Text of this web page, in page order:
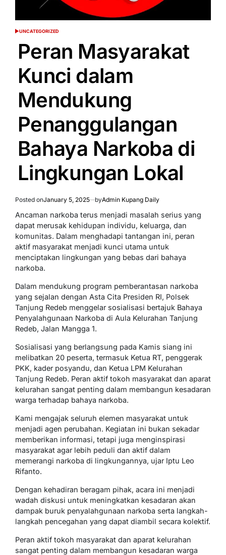
POSTED
UNCATEGORIZED
Peran Masyarakat
Kunci dalam
Mendukung
Penanggulangan
Bahaya Narkoba di
Lingkungan Lokal
Posted onJanuary 5, 2025 byAdmin Kupang Daily
Ancaman narkoba terus menjadi masalah serius yang
dapat merusak kehidupan individu, keluarga, dan
komunitas. Dalam menghadapi tantangan ini, peran
aktif masyarakat menjadi kunci utama untuk
menciptakan lingkungan yang bebas dari bahaya
narkoba.
Dalam mendukung program pemberantasan narkoba
yang sejalan dengan Asta Cita Presiden RI, Polsek
Tanjung Redeb menggelar sosialisasi bertajuk Bahaya
Penyalahgunaan Narkoba di Aula Kelurahan Tanjung
Redeb, Jalan Mangga 1.
Sosialisasi yang berlangsung pada Kamis siang ini
melibatkan 20 peserta, termasuk Ketua RT, penggerak
PKK, kader posyandu, dan Ketua LPM Kelurahan
Tanjung Redeb. Peran aktif tokoh masyarakat dan aparat
kelurahan sangat penting dalam membangun kesadaran
warga terhadap bahaya narkoba.
Kami mengajak seluruh elemen masyarakat untuk
menjadi agen perubahan. Kegiatan ini bukan sekadar
memberikan informasi, tetapi juga menginspirasi
masyarakat agar lebih peduli dan aktif dalam
memerangi narkoba di lingkungannya, ujar Iptu Leo
Rifanto.
Dengan kehadiran beragam pihak, acara ini menjadi
wadah diskusi untuk meningkatkan kesadaran akan
dampak buruk penyalahgunaan narkoba serta langkah-
langkah pencegahan yang dapat diambil secara kolektif.
Peran aktif tokoh masyarakat dan aparat kelurahan
sangat penting dalam membangun kesadaran warga